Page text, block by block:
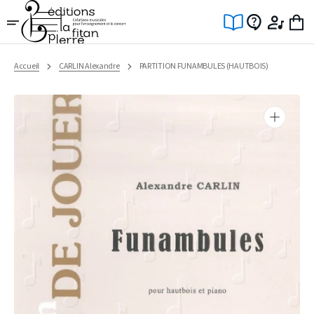
Ignorer
et
passer
au
Accueil CARLIN Alexandre PARTITION FUNAMBULES (HAUTBOIS)
Ouvrir